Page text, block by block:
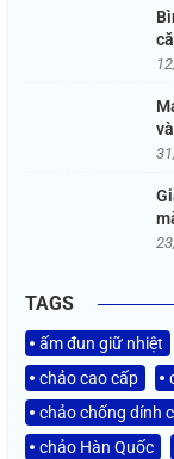
TAGS
ấm đun giữ nhiệt
chảo cao cấp
chảo chống dính
chảo Hàn Quốc